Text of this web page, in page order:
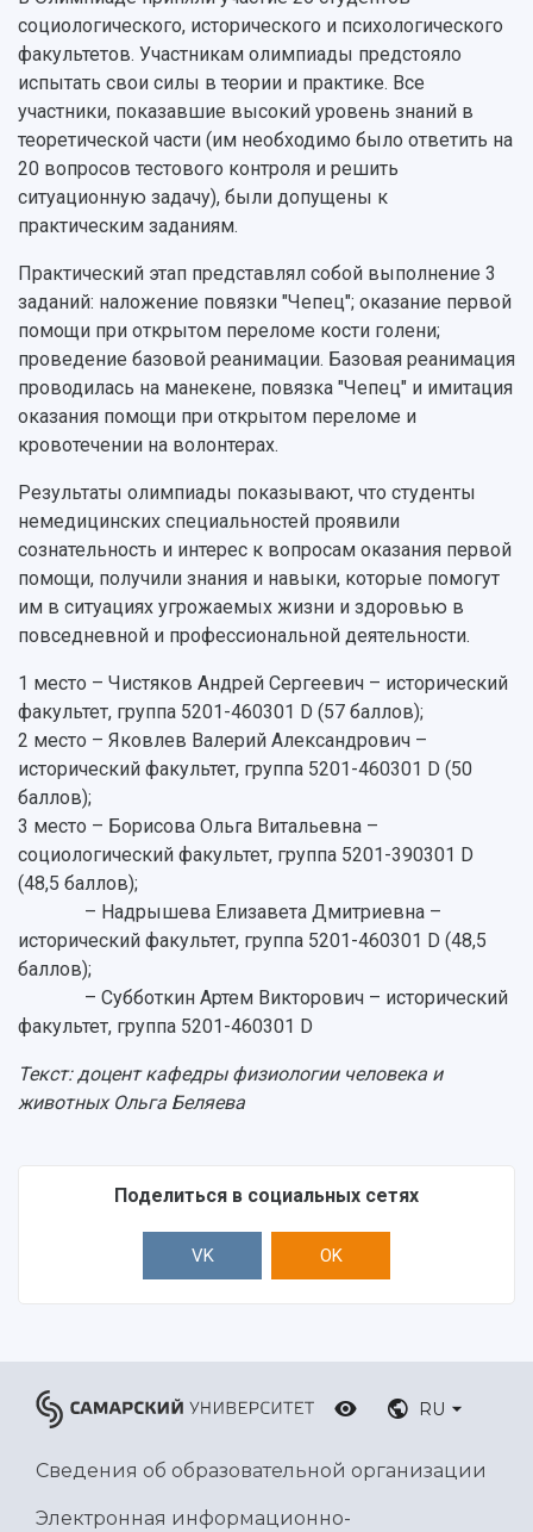
Структура университета
Институты и факультеты
Кафедры
Научные подразделения
Отделы и службы
Общественные организации
Институт искусственного интеллекта
Аграрный карбоновый полигон
Архив
Фирменный стиль
Устойчивое развитие
Кампус
3D-тур по университету
Музеи
Учебный аэродром
Центр истории авиационных двигателей
Ботанический сад
Умный дом бабочек
Сведения об образовательной организации
Официальные документы
Подкасты
Просветительский проект "Одержимы
Стипендии
Тестирование иностранных граждан на
знание русского языка, истории России и
основ законодательства РФ
Платные образовательные услуги
Скидки на обучение
Подготовительные курсы
Библиотека
Видеолекции
Противодействие COVID-19
Научно-исследовательские подразделения
Структурная схема управления научно-
исследовательской деятельностью
Материальная база
Подразделения научного обслуживания
Организационные документы
Результаты научно-исследовательской
деятельности
Научно-технические разработки
Конкурсы научных проектов и грантов
Областной конкурс "Молодой учёный"
Отчеты о научно-исследовательской
деятельности
Журналы Самарского университета
Научные конференции
Публикации и издания
Отчеты о проведенных конференциях
социологического, исторического и психологического
факультетов. Участникам олимпиады предстояло
испытать свои силы в теории и практике. Все
участники, показавшие высокий уровень знаний в
теоретической части (им необходимо было ответить на
20 вопросов тестового контроля и решить
ситуационную задачу), были допущены к
практическим заданиям.
Практический этап представлял собой выполнение 3
заданий: наложение повязки "Чепец"; оказание первой
помощи при открытом переломе кости голени;
проведение базовой реанимации. Базовая реанимация
проводилась на манекене, повязка "Чепец" и имитация
оказания помощи при открытом переломе и
кровотечении на волонтерах.
Результаты олимпиады показывают, что студенты
немедицинских специальностей проявили
сознательность и интерес к вопросам оказания первой
помощи, получили знания и навыки, которые помогут
им в ситуациях угрожаемых жизни и здоровью в
повседневной и профессиональной деятельности.
1 место – Чистяков Андрей Сергеевич – исторический
факультет, группа 5201-460301 D (57 баллов);
2 место – Яковлев Валерий Александрович –
исторический факультет, группа 5201-460301 D (50
баллов);
3 место – Борисова Ольга Витальевна –
социологический факультет, группа 5201-390301 D
(48,5 баллов);
– Надрышева Елизавета Дмитриевна –
исторический факультет, группа 5201-460301 D (48,5
баллов);
– Субботкин Артем Викторович – исторический
факультет, группа 5201-460301 D
Текст: доцент кафедры физиологии человека и
животных Ольга Беляева
Поделиться в социальных сетях
VK OK
RU
Сведения об образовательной организации
Электронная информационно-